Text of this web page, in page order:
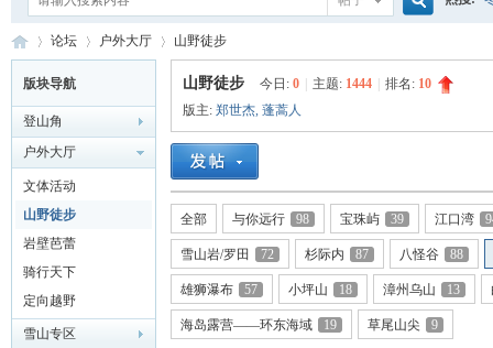
厦 »
论坛
›
户外大厅
›
山野徒步
版块导航
登山角
户外大厅
文体活动
山野徒步
岩壁芭蕾
骑行天下
定向越野
雪山专区
山野徒步 今日: 0 主题: 1444 排名: 10
版主: 郑世杰, 蓬蒿人
全部 与你远行 98 宝珠屿 39 江口湾
雪山岩/罗田 72 杉际内 87 八怪谷 88
雄狮瀑布 57 小坪山 18 漳州乌山 13
海岛露营——环东海域 19 草尾山尖 9